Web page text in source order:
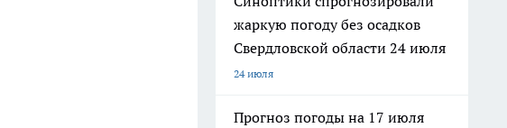
жаркую погоду без осадков
Свердловской области 24 июля
24 июля
Прогноз погоды на 17 июля